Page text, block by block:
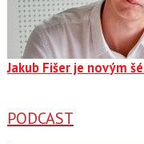
Jakub Fišer je novým
PODCAST